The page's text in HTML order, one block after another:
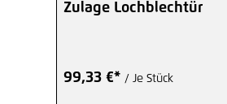
Zulage Lochblechtür
99,33 €* / Je Stück